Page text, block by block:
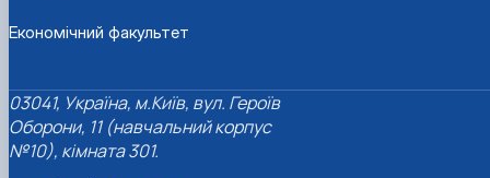
Економічний факультет
03041, Україна, м.Київ, вул. Героїв
Оборони, 11 (навчальний корпус
№10), кімната 301.